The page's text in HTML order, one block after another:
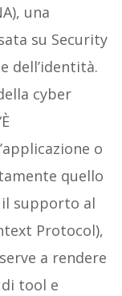
una
su Security
dell’identità.
cyber
o
quello
il supporto al
Protocol),
a rendere
tool e